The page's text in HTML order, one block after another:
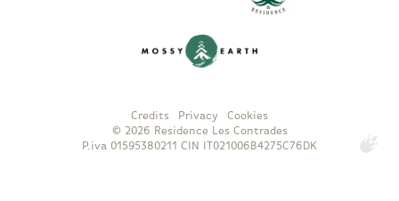
Credits Privacy
Cookies
© 2026 Residence Les Contrades
P.iva 01595380211 CIN IT021006B4275C76DK